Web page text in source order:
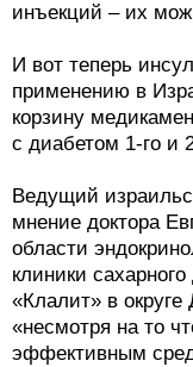
инъекций – их
И вот теперь
применению в
корзину
с диабетом 1-го и
Ведущий
мнение доктора
области
клиники
«Клалит» в
«несмотря на то
эффективным